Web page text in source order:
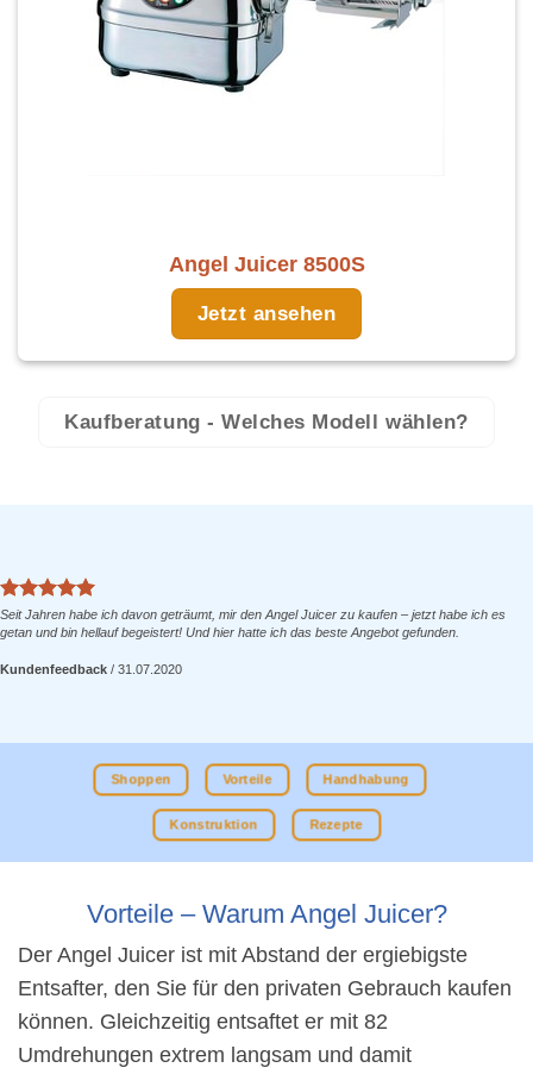
Angel Juicer 8500S
Jetzt ansehen
Kaufberatung - Welches Modell wählen?
Seit Jahren habe ich davon geträumt, mir den Angel Juicer zu kaufen – jetzt habe ich es
getan und bin hellauf begeistert! Und hier hatte ich das beste Angebot gefunden.
Kundenfeedback / 31.07.2020
Shoppen Vorteile Handhabung
Konstruktion Rezepte
Vorteile – Warum Angel Juicer?
Der Angel Juicer ist mit Abstand der ergiebigste
Entsafter, den Sie für den privaten Gebrauch kaufen
können. Gleichzeitig entsaftet er mit 82
Umdrehungen extrem langsam und damit